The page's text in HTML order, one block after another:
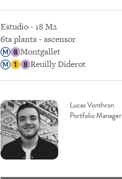
Estudio - 18 M2
6ta planta - ascensor
Montgallet
Reuilly Diderot
Lucas Vonthron
Portfolio Manager